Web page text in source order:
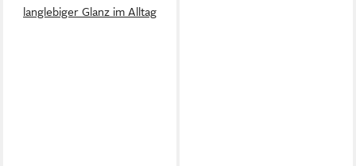
langlebiger Glanz im Alltag